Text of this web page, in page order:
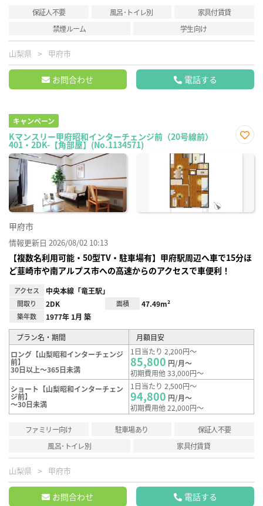
保証人不要 風呂･トイレ別
家具付賃貸
禁煙ルーム
学生向け
山梨県 甲府市
お問合わせ 電話する
キャンペーン
Kマンスリー甲府昭和インターチェンジ前（20号線前）
401・2DK-【角部屋】(No.1134571)
に入
甲府市
情報更新日 2026/08/02 10:13
【複数名利用可能・50型TV・駐車場有】甲府駅周辺へ車で15分ほ
ど韮崎市や南アルプス市への高速からのアクセスで車便利！
アクセス 中央本線「竜王駅」
間取り 2DK 面積 47.49m²
築年数 1977年 1月 築
プラン名・期間
月額目安
ロング【山梨昭和インターチェンジ
前】
30日以上～365日未満
1日当たり 2,200円～
85,800 円/月～
初期費用他 33,000円～
ショート【山梨昭和インターチェン
ジ前】
～30日未満
1日当たり 2,500円～
94,800 円/月～
初期費用他 22,000円～
ファミリー向け 駐車場あり
保証人不要
風呂･トイレ別
家具付賃貸
山梨県 甲府市
お問合わせ 電話する